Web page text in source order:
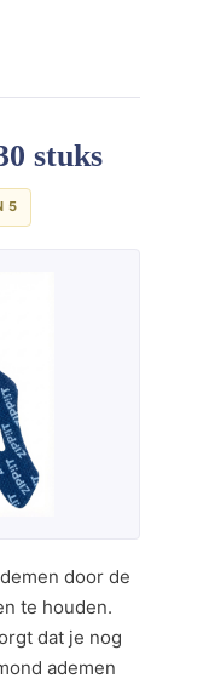
stuks
5
door de
te houden.
dat je nog
ademen